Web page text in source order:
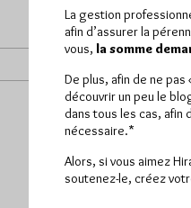
syllabe…
La gestion
afin d’assurer la
vous, la somme
De plus, afin de ne
découvrir un peu le
dans tous les cas,
nécessaire.*
Alors, si vous aimez
soutenez-le, créez